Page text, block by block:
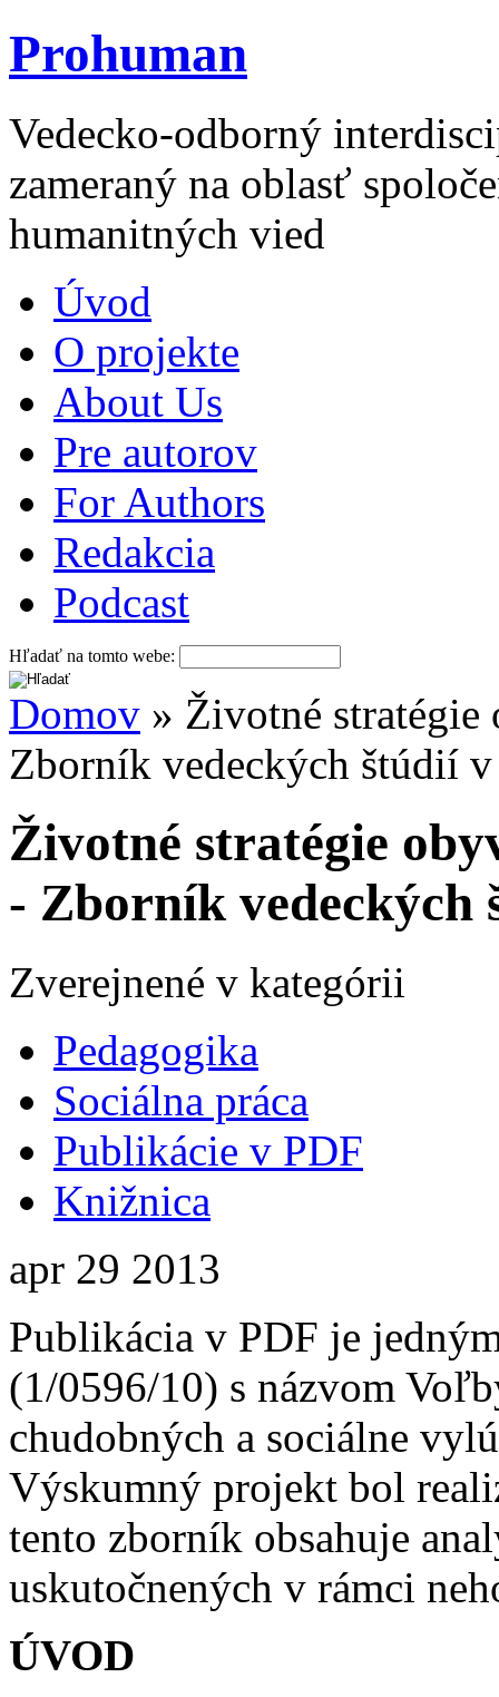
Prohuman
Vedecko-odborný
zameraný na oblasť
humanitných vied
Úvod
O projekte
About Us
Pre autorov
For Authors
Redakcia
Podcast
Hľadať na tomto webe:
Domov » Životné
Zborník vedeckých štúdií
Životné stratégie
- Zborník vedeckých
Zverejnené v kategórii
Pedagogika
Sociálna práca
Publikácie v PDF
Knižnica
apr 29 2013
Publikácia v PDF je
(1/0596/10) s názvom
chudobných a sociálne
Výskumný projekt bol
tento zborník obsahuje
uskutočnených v rámci
ÚVOD